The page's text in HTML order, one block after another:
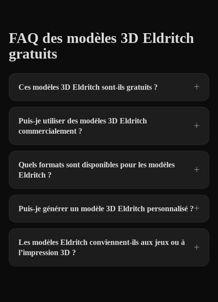
FAQ des modèles 3D Eldritch
gratuits
Ces modèles 3D Eldritch sont-ils gratuits ?
Puis-je utiliser des modèles 3D Eldritch
commercialement ?
Quels formats sont disponibles pour les modèles
Eldritch ?
Puis-je générer un modèle 3D Eldritch personnalisé ?
Les modèles Eldritch conviennent-ils aux jeux ou à
l’impression 3D ?